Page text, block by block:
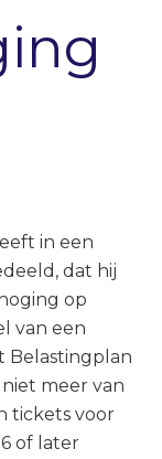
in een
dat hij
op
van een
Belastingplan
meer van
tickets voor
of later